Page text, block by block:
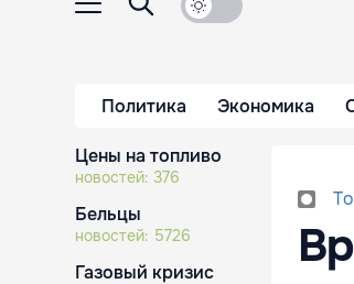
Политика Экономика
Цены на топливо
новостей: 376
Бельцы
новостей: 5726
Газовый кризис